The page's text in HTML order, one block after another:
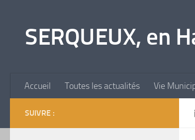
SERQUEUX, en
Accueil Toutes les actualités Vie
SUIVRE :